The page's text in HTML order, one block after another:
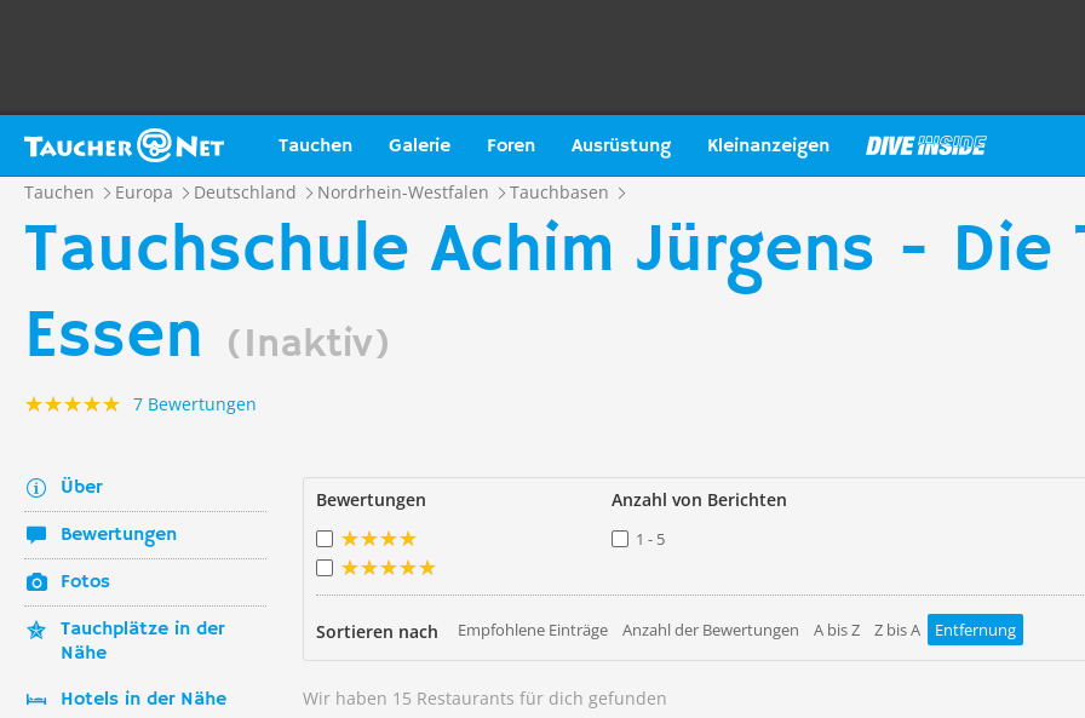
Tauchen Galerie Foren Ausrüstung Kleinanzeigen
Tauchen Europa Deutschland Nordrhein-Westfalen Tauchbasen
Tauchschule Achim Jürgens - Die
Essen (Inaktiv)
7 Bewertungen
Über
Bewertungen
Fotos
Tauchplätze in der
Nähe
Hotels in der Nähe
Bewertungen Anzahl von Berichten
1 - 5
Sortieren nach Empfohlene Einträge Anzahl der Bewertungen A bis Z Z bis A Entfernung
Wir haben 15 Restaurants für dich gefunden